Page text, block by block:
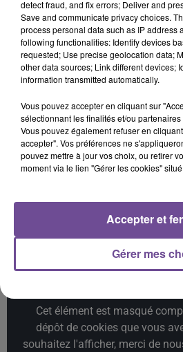
ADÈLE CASTILLON
Été Avec Toi
DISTURBED
The Sound Of
5h06
5h06 5h03
5h03
Elastic Heart
Cet élément est masqué
dépôt de cookies que vous
souhaitez l'afficher, merci de
detect fraud, and fix errors; Deliver and
Save and communicate privacy choices.
process personal data such as IP address
following functionalities: Identify devices
requested; Use precise geolocation data;
other data sources; Link different devices;
information transmitted automatically.
Vous pouvez accepter en cliquant sur
sélectionnant les finalités et/ou
Vous pouvez également refuser en
accepter". Vos préférences ne
pouvez mettre à jour vos choix, ou retirer
moment via le lien "Gérer les cookies"
Gérer mes
Accepter et